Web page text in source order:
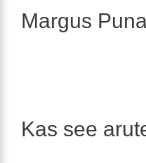
Margus
Kas see